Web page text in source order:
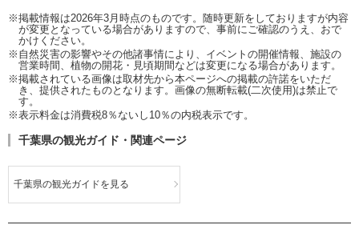
※掲載情報は2026年3月時点のものです。随時更新をしておりますが内容
が変更となっている場合がありますので、事前にご確認のうえ、おで
かけください。
※自然災害の影響やその他諸事情により、イベントの開催情報、施設の
営業時間、植物の開花・見頃期間などは変更になる場合があります。
※掲載されている画像は取材先から本ページへの掲載の許諾をいただ
き、提供されたものとなります。画像の無断転載(二次使用)は禁止で
す。
※表示料金は消費税8％ないし10％の内税表示です。
千葉県の観光ガイド・関連ページ
千葉県の観光ガイドを見る